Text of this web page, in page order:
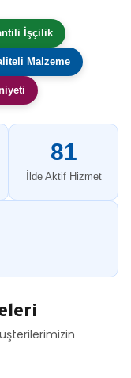
İşçilik
Malzeme
81
İlde Aktif Hizmet